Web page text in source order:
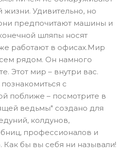
Удивительно, но
предпочитают машины и
шляпы носят
работают в офисах.Мир
рядом. Он намного
Этот мир – внутри вас.
с
поближе – посмотрите в
ведьмы" создано для
колдунов,
профессионалов и
Как бы вы себя ни называли!